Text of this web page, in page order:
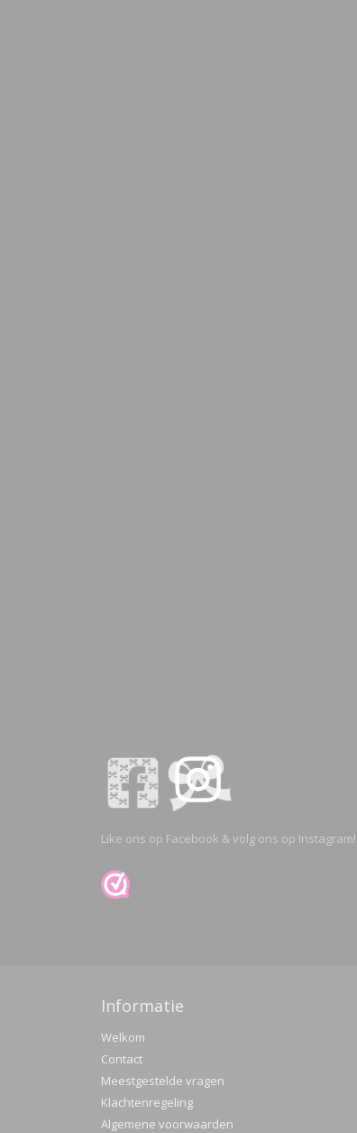
Like ons op Facebook & volg ons op Instagram!
Informatie
Welkom
Contact
Meestgestelde vragen
Klachtenregeling
Algemene voorwaarden